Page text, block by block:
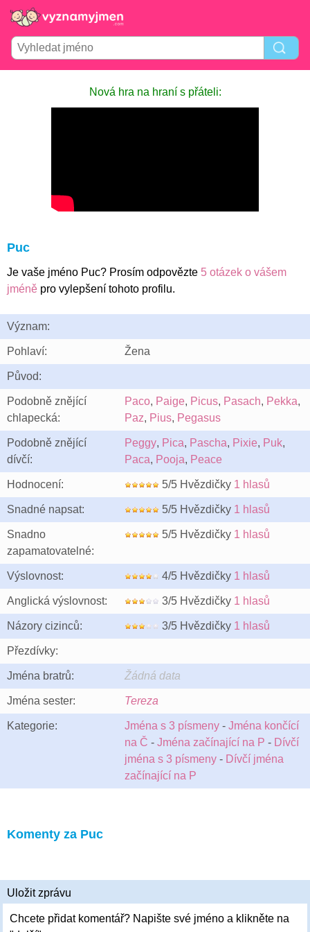
Nová hra na hraní s přáteli:
Puc
Je vaše jméno Puc? Prosím odpovězte 5 otázek o vášem
jméně pro vylepšení tohoto profilu.
Význam:
Pohlaví: Žena
Původ:
Podobně znějící
chlapecká:
Paco, Paige, Picus, Pasach, Pekka,
Paz, Pius, Pegasus
Podobně znějící
dívčí:
Peggy, Pica, Pascha, Pixie, Puk,
Paca, Pooja, Peace
Hodnocení: 5/5 Hvězdičky 1 hlasů
Snadné napsat: 5/5 Hvězdičky 1 hlasů
Snadno
zapamatovatelné:
5/5 Hvězdičky 1 hlasů
Výslovnost: 4/5 Hvězdičky 1 hlasů
Anglická výslovnost: 3/5 Hvězdičky 1 hlasů
Názory cizinců: 3/5 Hvězdičky 1 hlasů
Přezdívky:
Jména bratrů: Žádná data
Jména sester: Tereza
Kategorie: Jména s 3 písmeny - Jména končící
na Č - Jména začínající na P - Dívčí
jména s 3 písmeny - Dívčí jména
začínající na P
Komenty za Puc
Uložit zprávu
Chcete přidat komentář? Napište své jméno a klikněte na